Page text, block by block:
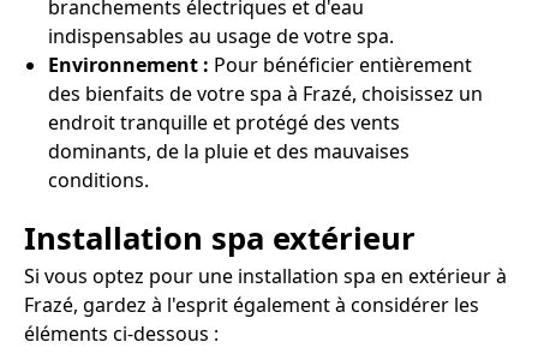
branchements électriques et d'eau
indispensables au usage de votre spa.
Environnement : Pour bénéficier entièrement
des bienfaits de votre spa à Frazé, choisissez un
endroit tranquille et protégé des vents
dominants, de la pluie et des mauvaises
conditions.
Installation spa extérieur
Si vous optez pour une installation spa en extérieur à
Frazé, gardez à l'esprit également à considérer les
éléments ci-dessous :